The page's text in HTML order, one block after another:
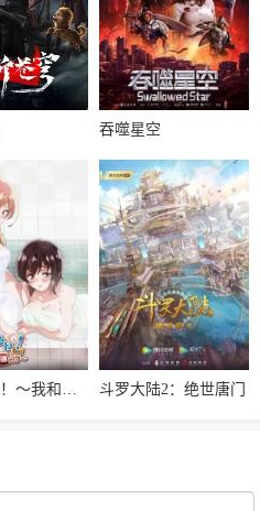
吞噬星空
斗罗大陆2：绝世唐门